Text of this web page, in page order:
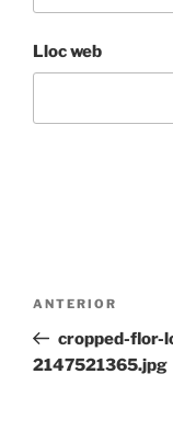
Lloc web
Entrada
anterior
ANTERIOR
cropped-flor-
2147521365.jpg